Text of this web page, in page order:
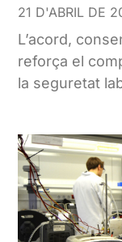
21 D'ABRIL DE
L’acord,
reforça el
la seguretat